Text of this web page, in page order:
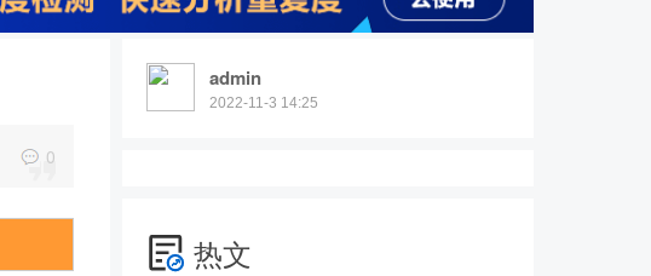
0
admin
2022-11-3 14:25
热文